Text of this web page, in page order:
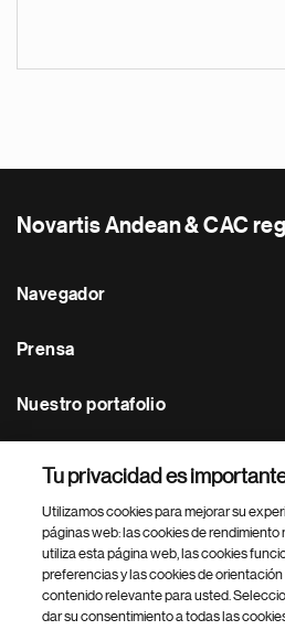
Novartis Andean & CAC
Navegador
Prensa
Nuestro portafolio
Footer Site Search
Tu privacidad es
Utilizamos cookies para mejorar su
páginas web: las cookies de
utiliza esta página web, las cookies
preferencias y las cookies de
contenido relevante para usted.
dar su consentimiento a todas las